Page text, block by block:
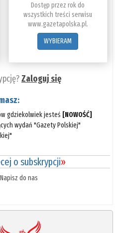
Dostęp przez rok do
wszystkich treści serwisu
www.gazetapolska.pl.
WYBIERAM
Zaloguj się
gdziekolwiek jesteś [NOWOŚĆ]
wydań "Gazety Polskiej"
o subskrypcji»
do nas